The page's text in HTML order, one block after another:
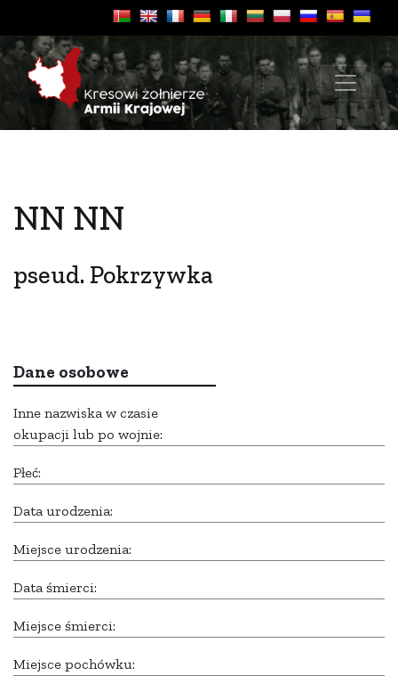
NN NN
pseud. Pokrzywka
Dane osobowe
Inne nazwiska w czasie
okupacji lub po wojnie:
Płeć:
Data urodzenia:
Miejsce urodzenia:
Data śmierci:
Miejsce śmierci:
Miejsce pochówku: